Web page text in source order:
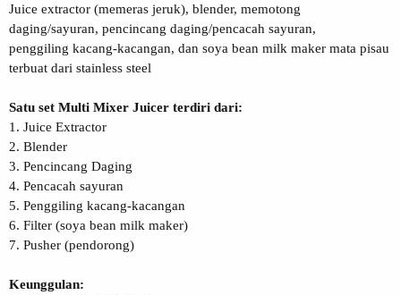
Juice extractor (memeras jeruk), blender, memotong
daging/sayuran, pencincang daging/pencacah sayuran,
penggiling kacang-kacangan, dan soya bean milk maker mata pisau
terbuat dari stainless steel
Satu set Multi Mixer Juicer terdiri dari:
1. Juice Extractor
2. Blender
3. Pencincang Daging
4. Pencacah sayuran
5. Penggiling kacang-kacangan
6. Filter (soya bean milk maker)
7. Pusher (pendorong)
Keunggulan: